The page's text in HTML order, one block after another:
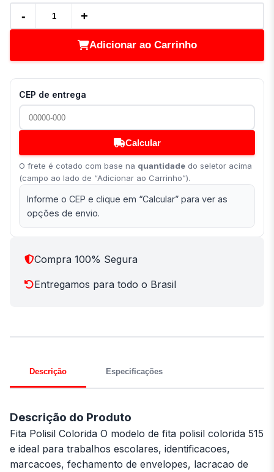
- +
Adicionar ao Carrinho
CEP de entrega
Calcular
O frete é cotado com base na quantidade do seletor acima
(campo ao lado de “Adicionar ao Carrinho”).
Informe o CEP e clique em “Calcular” para ver as
opções de envio.
Compra 100% Segura
Entregamos para todo o Brasil
Descrição Especificações
Descrição do Produto
Fita Polisil Colorida O modelo de fita polisil colorida 515
e ideal para trabalhos escolares, identificacoes,
marcacoes, fechamento de envelopes, lacracao de